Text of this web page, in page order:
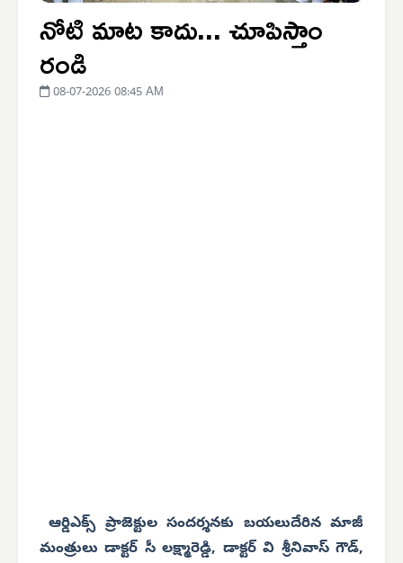
నోటి మాట కాదు... చూపిస్తాం
రండి
08-07-2026 08:45 AM
ఆర్డిఎక్స్ ప్రాజెక్టుల సందర్శనకు బయలుదేరిన మాజీ
మంత్రులు డాక్టర్ సీ లక్ష్మారెడ్డి, డాక్టర్ వి శ్రీనివాస్ గౌడ్,